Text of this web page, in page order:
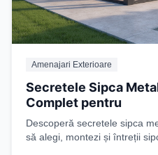
Amenajari Exterioare
Secretele Sipca
Complet pentru
Descoperă secretele sipca
să alegi, montezi și întreții